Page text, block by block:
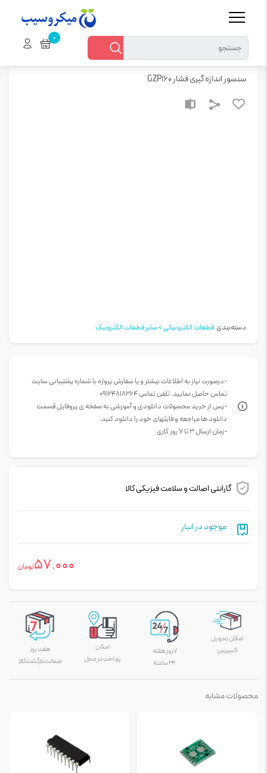
قطعات الکترونیکی > سایر قطعات الکترونیک سنسور اندازه گیری فشار GZP160
سنسور اندازه گیری فشار GZP160
دسته‌بندی قطعات الکترونیکی > سایر قطعات الکترونیک
-درصورت نیاز به اطلاعات بیشتر و یا سفارش پروژه با شماره پشتیبانی سایت
تماس حاصل نمایید. تلفن تماس 09124818264
-پس از خرید محصولات دانلودی و آموزشی به صفحه ی پروفایل قسمت
دانلود ها مراجعه و فایلهای خود را دانلود کنید.
-زمان ارسال 3 تا 7 روز کاری
گارانتی اصالت و سلامت فیزیکی کالا
موجود در انبار
57.000تومان
امکان تحویل
اکسپرس
۷ روز هفته
۲۴ ساعته
امکان
پرداخت در محل
هفت روز
ضمانت بازگشت کالا
محصولات مشابه